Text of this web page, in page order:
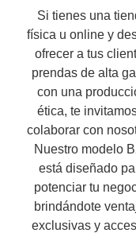
Si tienes una
física u online y
ofrecer a tus
prendas de alta
con una
ética, te
colaborar con
Nuestro modelo
está diseñado
potenciar tu
brindándote
exclusivas y